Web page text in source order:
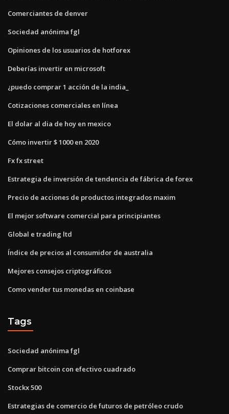
Comerciantes de denver
Sociedad anónima fgl
Opiniones de los usuarios de hotforex
Deberías invertir en microsoft
¿puedo comprar 1 acción de la india_
Cotizaciones comerciales en línea
El dolar al dia de hoy en mexico
Cómo invertir $ 1000 en 2020
Fx fx street
Estrategia de inversión de tendencia de fábrica de forex
Precio de acciones de productos integrados maxim
El mejor software comercial para principiantes
Global e trading ltd
Índice de precios al consumidor de australia
Mejores consejos criptográficos
Como vender tus monedas en coinbase
Tags
Sociedad anónima fgl
Comprar bitcoin con efectivo cuadrado
Stockx 500
Estrategias de comercio de futuros de petróleo crudo